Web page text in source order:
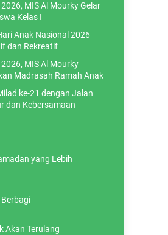
MIS Al Mourky Gelar
Kelas I
Anak Nasional 2026
dan Rekreatif
MIS Al Mourky
Madrasah Ramah Anak
ke-21 dengan Jalan
dan Kebersamaan
yang Lebih
Akan Terulang